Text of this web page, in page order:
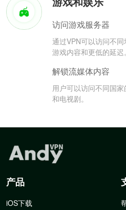
访问游戏服务器
通过VPN可以访问不
游戏内容和更低的延迟。
解锁流媒体内容
用户可以访问不同国
和电视剧。
产品
iOS下载